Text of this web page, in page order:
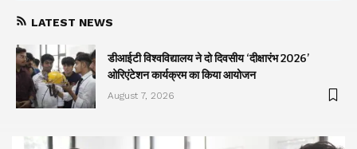
LATEST NEWS
डीआईटी विश्वविद्यालय ने दो दिवसीय ‘दीक्षारंभ 2026’
ओरिएंटेशन कार्यक्रम का किया आयोजन
August 7, 2026